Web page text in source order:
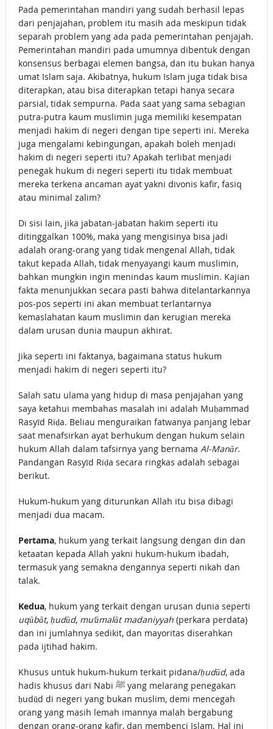
Pada pemerintahan mandiri yang sudah berhasil lepas
dari penjajahan, problem itu masih ada meskipun tidak
separah problem yang ada pada pemerintahan penjajah.
Pemerintahan mandiri pada umumnya dibentuk dengan
konsensus berbagai elemen bangsa, dan itu bukan hanya
umat Islam saja. Akibatnya, hukum Islam juga tidak bisa
diterapkan, atau bisa diterapkan tetapi hanya secara
parsial, tidak sempurna. Pada saat yang sama sebagian
putra-putra kaum muslimin juga memiliki kesempatan
menjadi hakim di negeri dengan tipe seperti ini. Mereka
juga mengalami kebingungan, apakah boleh menjadi
hakim di negeri seperti itu? Apakah terlibat menjadi
penegak hukum di negeri seperti itu tidak membuat
mereka terkena ancaman ayat yakni divonis kafir, fasiq
atau minimal zalim?
Di sisi lain, jika jabatan-jabatan hakim seperti itu
ditinggalkan 100%, maka yang mengisinya bisa jadi
adalah orang-orang yang tidak mengenal Allah, tidak
takut kepada Allah, tidak menyayangi kaum muslimin,
bahkan mungkin ingin menindas kaum muslimin. Kajian
fakta menunjukkan secara pasti bahwa ditelantarkannya
pos-pos seperti ini akan membuat terlantarnya
kemaslahatan kaum muslimin dan kerugian mereka
dalam urusan dunia maupun akhirat.
Jika seperti ini faktanya, bagaimana status hukum
menjadi hakim di negeri seperti itu?
Salah satu ulama yang hidup di masa penjajahan yang
saya ketahui membahas masalah ini adalah Muḥammad
Rasyīd Riḍa. Beliau menguraikan fatwanya panjang lebar
saat menafsirkan ayat berhukum dengan hukum selain
hukum Allah dalam tafsirnya yang bernama Al-Manār.
Pandangan Rasyīd Riḍa secara ringkas adalah sebagai
berikut.
Hukum-hukum yang diturunkan Allah itu bisa dibagi
menjadi dua macam.
Pertama, hukum yang terkait langsung dengan din dan
ketaatan kepada Allah yakni hukum-hukum ibadah,
termasuk yang semakna dengannya seperti nikah dan
talak.
Kedua, hukum yang terkait dengan urusan dunia seperti
uqūbāt, ḥudūd, mu‘āmalāt madaniyyah(perkara perdata)
dan ini jumlahnya sedikit, dan mayoritas diserahkan
pada ijtihad hakim.
Khusus untuk hukum-hukum terkait pidana/ḥudūd, ada
hadis khusus dari Nabi ﷺ yang melarang penegakan
ḥudūd di negeri yang bukan muslim, demi mencegah
orang yang masih lemah imannya malah bergabung
dengan orang-orang kafir, dan membenci Islam. Hal ini